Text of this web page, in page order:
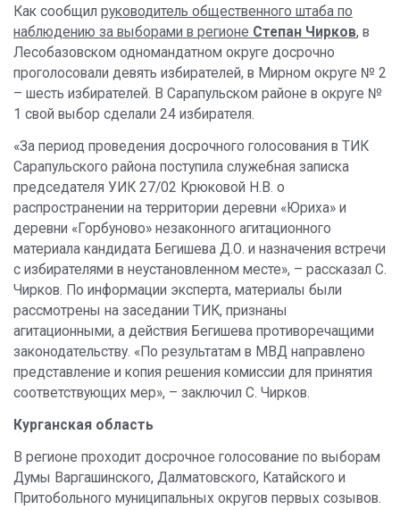
Как сообщил руководитель общественного штаба по
наблюдению за выборами в регионе Степан Чирков, в
Лесобазовском одномандатном округе досрочно
проголосовали девять избирателей, в Мирном округе № 2
– шесть избирателей. В Сарапульском районе в округе №
1 свой выбор сделали 24 избирателя.
«За период проведения досрочного голосования в ТИК
Сарапульского района поступила служебная записка
председателя УИК 27/02 Крюковой Н.В. о
распространении на территории деревни «Юриха» и
деревни «Горбуново» незаконного агитационного
материала кандидата Бегишева Д.О. и назначения встречи
с избирателями в неустановленном месте», – рассказал С.
Чирков. По информации эксперта, материалы были
рассмотрены на заседании ТИК, признаны
агитационными, а действия Бегишева противоречащими
законодательству. «По результатам в МВД направлено
представление и копия решения комиссии для принятия
соответствующих мер», – заключил С. Чирков.
Курганская область
В регионе проходит досрочное голосование по выборам
Думы Варгашинского, Далматовского, Катайского и
Притобольного муниципальных округов первых созывов.